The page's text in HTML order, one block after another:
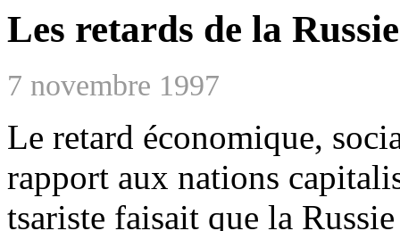
Les retards de la Russie
7 novembre 1997
Le retard économique,
rapport aux nations
tsariste faisait que la